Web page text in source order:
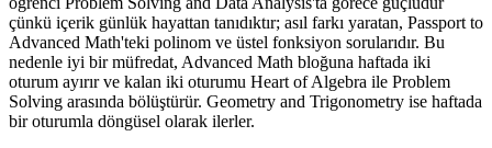
çünkü içerik günlük hayattan tanıdıktır; asıl farkı yaratan, Passport to
Advanced Math'teki polinom ve üstel fonksiyon sorularıdır. Bu
nedenle iyi bir müfredat, Advanced Math bloğuna haftada iki
oturum ayırır ve kalan iki oturumu Heart of Algebra ile Problem
Solving arasında bölüştürür. Geometry and Trigonometry ise haftada
bir oturumla döngüsel olarak ilerler.